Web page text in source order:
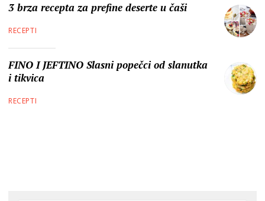
3 brza recepta za prefine deserte u čaši
RECEPTI
FINO I JEFTINO Slasni popečci od slanutka
i tikvica
RECEPTI